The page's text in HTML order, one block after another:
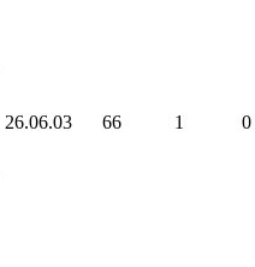
26.06.03 66 1 0